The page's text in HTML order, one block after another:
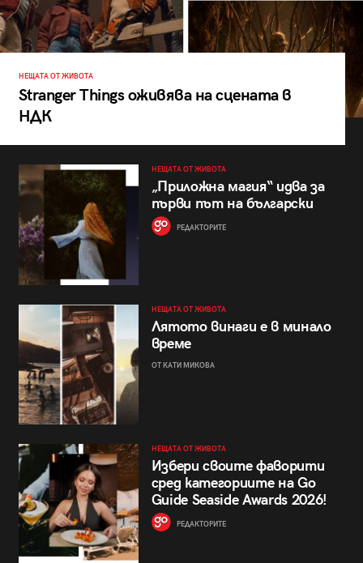
НЕЩАТА ОТ ЖИВОТА
Stranger Things оживява на сцената в
НДК
НЕЩАТА ОТ ЖИВОТА
„Приложна магия“ идва за
първи път на български
РЕДАКТОРИТЕ
НЕЩАТА ОТ ЖИВОТА
Лятото винаги е в минало
време
ОТ КАТИ МИКОВА
НЕЩАТА ОТ ЖИВОТА
Избери своите фаворити
сред категориите на Go
Guide Seaside Awards 2026!
РЕДАКТОРИТЕ